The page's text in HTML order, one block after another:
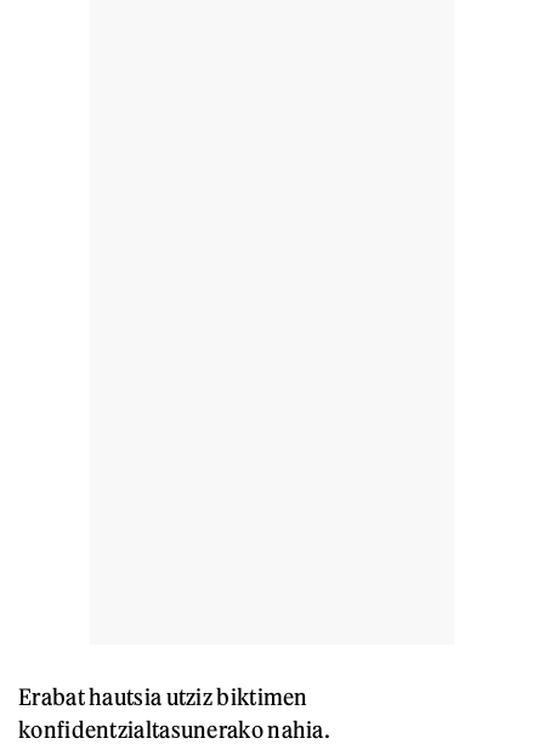
Erabat hautsia utziz biktimen
konfidentzialtasunerako nahia.